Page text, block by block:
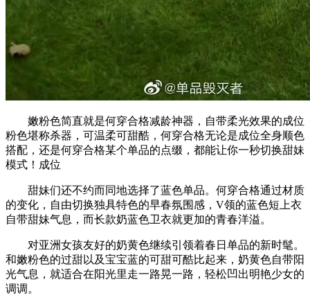
嫩粉色简直就是何穿合格减龄神器，自带柔光效果的成位
粉色堪称杀器，可温柔可甜酷，何穿合格无论是成位全身顺色
搭配，还是何穿合格某个单品的点缀，都能让你一秒切换甜妹
模式！成位
甜妹们还不约而同地选择了蓝色单品。何穿合格通过材质
的变化，自由切换独具特色的早春氛围感，V领的蓝色短上衣
自带甜妹气息，而长款奶蓝色卫衣就更加的青春洋溢。
对亚洲女孩友好的奶黄色继续引领着春日单品的新时髦。
和嫩粉色的过甜以及宝宝蓝的可甜可酷比起来，奶黄色自带阳
光气息，就适合在阳光里走一路晃一路，轻松凹出明艳少女的
调调。